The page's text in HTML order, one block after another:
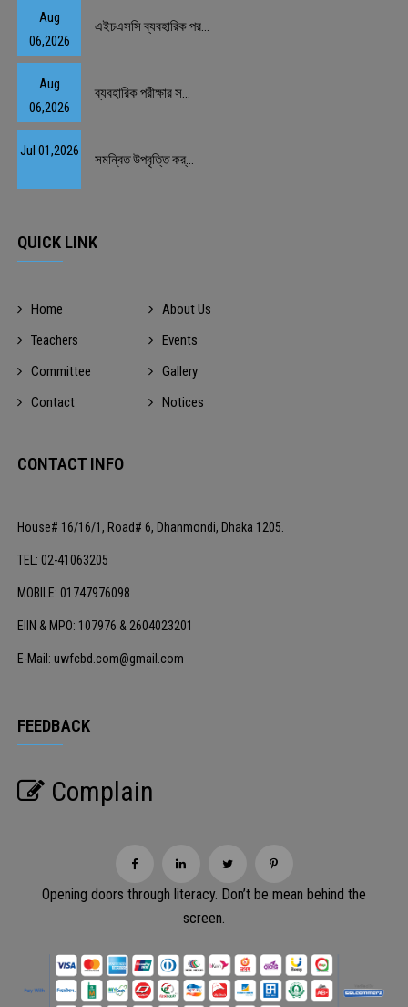
Aug
06,2026
এইচএসসি ব্যবহারিক পর...
Aug
06,2026
ব্যবহারিক পরীক্ষার স...
Jul 01,2026
সমন্বিত উপবৃত্তি কর্...
QUICK LINK
Home
About Us
Teachers
Events
Committee
Gallery
Contact
Notices
CONTACT INFO
House# 16/16/1, Road# 6, Dhanmondi, Dhaka 1205.
TEL: 02-41063205
MOBILE: 01747976098
EIIN & MPO: 107976 & 2604023201
E-Mail: uwfcbd.com@gmail.com
FEEDBACK
Complain
Opening doors through literacy. Don’t be mean behind the
screen.